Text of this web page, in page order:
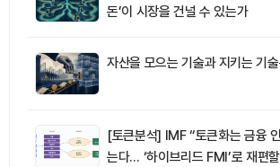
돈’이 시장을 건널 수 있는가
자산을 모으는 기술과 지키는 기
[토큰분석] IMF “토큰화는 금융
는다… ‘하이브리드 FMI’로 재편